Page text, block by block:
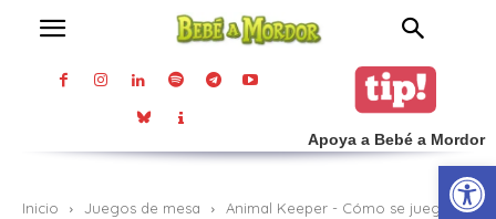
Apoya a Bebé a Mordor
Inicio Juegos de mesa Animal Keeper - Cómo se juega